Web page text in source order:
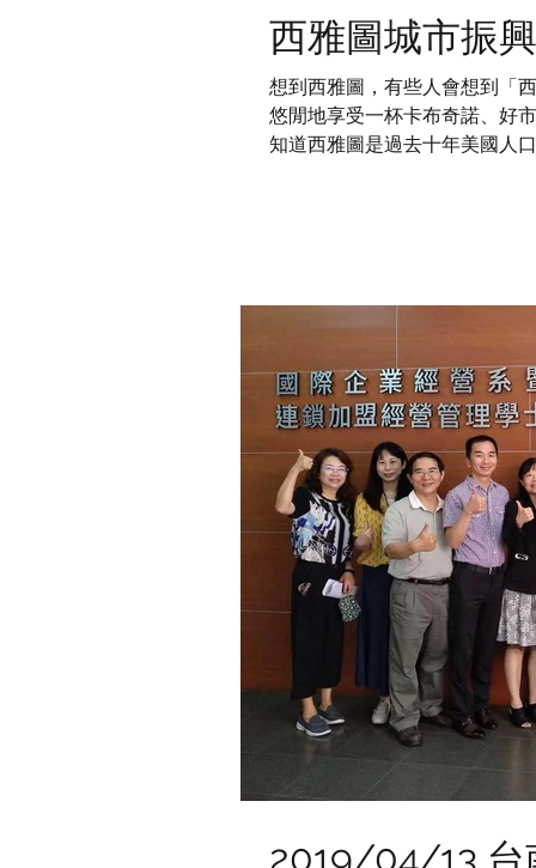
西雅圖城市振
想到西雅圖，有些人會想到「
悠閒地享受一杯卡布奇諾、好
知道西雅圖是過去十年美國人
2019/04/13 台